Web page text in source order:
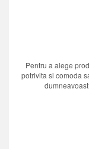
Pentru a alege
potrivita si comoda